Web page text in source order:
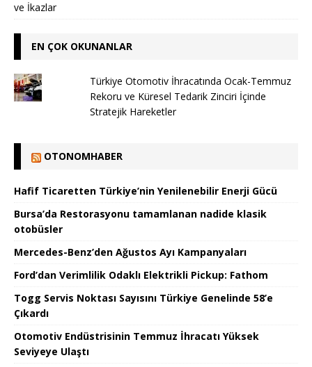
ve İkazlar
EN ÇOK OKUNANLAR
Türkiye Otomotiv İhracatında Ocak-Temmuz
Rekoru ve Küresel Tedarik Zinciri İçinde
Stratejik Hareketler
OTONOMHABER
Hafif Ticaretten Türkiye’nin Yenilenebilir Enerji Gücü
Bursa’da Restorasyonu tamamlanan nadide klasik
otobüsler
Mercedes-Benz’den Ağustos Ayı Kampanyaları
Ford’dan Verimlilik Odaklı Elektrikli Pickup: Fathom
Togg Servis Noktası Sayısını Türkiye Genelinde 58’e
Çıkardı
Otomotiv Endüstrisinin Temmuz İhracatı Yüksek
Seviyeye Ulaştı